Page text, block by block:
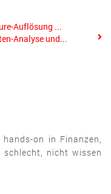
Auflösung ...
Analyse und...
on in Finanzen,
nicht wissen